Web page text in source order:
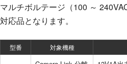
マルチボルテージ（100 ～
対応品となります。
型番 対象機種